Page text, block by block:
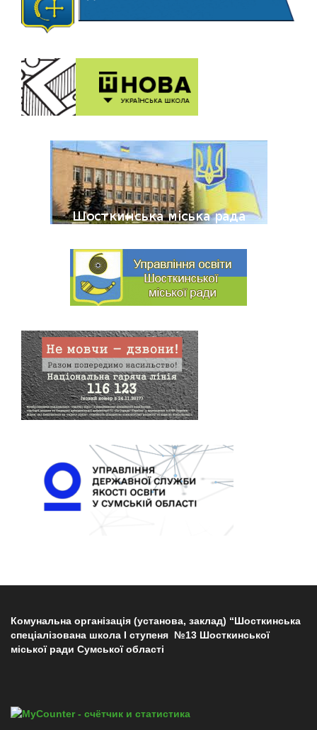
Комунальна організація (установа, заклад) “Шосткинська
спеціалізована школа І ступеня №13 Шосткинської
міської ради Сумської області